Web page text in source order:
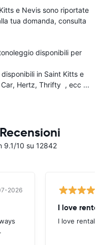
e Nevis sono riportate
tua domanda, consulta
disponibili per
in Saint Kitts e
Hertz Thrifty , ecc ...
9.1/10 su 12842
2026
I love
I love rental